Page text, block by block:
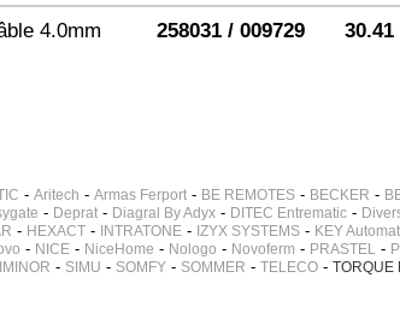
4.0mm
258031 / 009729 30.41
- Aritech - Armas Ferport- BE REMOTES- BECKER -
- Deprat- Diagral By Adyx- DITEC Entrematic-
- HEXACT- INTRATONE- IZYX SYSTEMS- KEY
- NICE- NiceHome - Nologo - Novoferm - PRASTEL-
- SIMU - SOMFY- SOMMER - TELECO- TORQUE